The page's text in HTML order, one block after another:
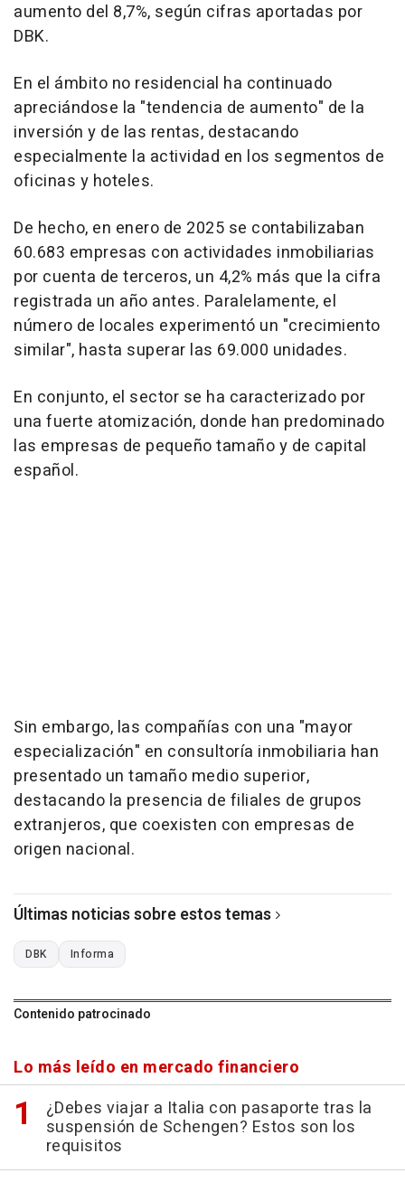
aumento del 8,7%, según cifras aportadas por
DBK.
En el ámbito no residencial ha continuado
apreciándose la "tendencia de aumento" de la
inversión y de las rentas, destacando
especialmente la actividad en los segmentos de
oficinas y hoteles.
De hecho, en enero de 2025 se contabilizaban
60.683 empresas con actividades inmobiliarias
por cuenta de terceros, un 4,2% más que la cifra
registrada un año antes. Paralelamente, el
número de locales experimentó un "crecimiento
similar", hasta superar las 69.000 unidades.
En conjunto, el sector se ha caracterizado por
una fuerte atomización, donde han predominado
las empresas de pequeño tamaño y de capital
español.
Sin embargo, las compañías con una "mayor
especialización" en consultoría inmobiliaria han
presentado un tamaño medio superior,
destacando la presencia de filiales de grupos
extranjeros, que coexisten con empresas de
origen nacional.
Últimas noticias sobre estos temas
DBK Informa
Contenido patrocinado
Lo más leído en mercado financiero
¿Debes viajar a Italia con pasaporte tras la
suspensión de Schengen? Estos son los
requisitos